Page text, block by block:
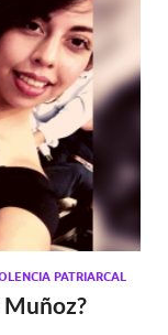
PATRIARCAL
Muñoz?